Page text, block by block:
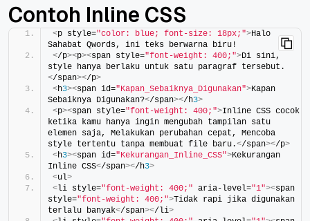
Contoh Inline CSS
<p style="color: blue; font-size: 18px;">Halo
Sahabat Qwords, ini teks berwarna biru!
</p><p><span style="font-weight: 400;">Di sini,
style hanya berlaku untuk satu paragraf tersebut.
</span></p>
<h3><span id="Kapan_Sebaiknya_Digunakan">Kapan
Sebaiknya Digunakan?</span></h3>
<p><span style="font-weight: 400;">Inline CSS cocok
ketika kamu hanya ingin mengubah tampilan satu
elemen saja, Melakukan perubahan cepat, Mencoba
style tertentu tanpa membuat file baru.</span></p>
<h3><span id="Kekurangan_Inline_CSS">Kekurangan
Inline CSS</span></h3>
<ul>
<li style="font-weight: 400;" aria-level="1"><span
style="font-weight: 400;">Tidak rapi jika digunakan
terlalu banyak</span></li>